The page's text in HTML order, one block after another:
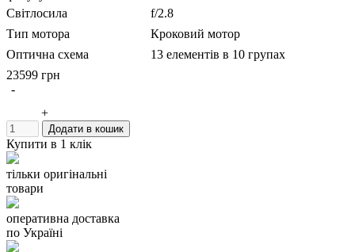
Світлосила
f/2.8
Тип мотора
Кроковий мотор
Оптична схема
13 елементів в 10 групах
Стабілізатор зображення
Пило-вологозахист
Внутрішнє фокусування
Діаметр фільтра
Комплектація
Розміри
23599 грн
-
+
Додати в кошик
Купити в 1 клік
тільки оригінальні
товари
оперативна доставка
по Україні